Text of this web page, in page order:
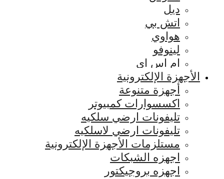
ديل
اتش بي
هواوي
لينوفو
ام اس اي
الأجهزة الإلكترونية
أجهزة متنوعة
اكسسوارات كمبيوتر
تليفونات ارضي سلكيه
تليفونات ارضي لاسلكيه
مستلزمات الأجهزة الإلكترونية
اجهزه الشبكات
اجهزه بروجيكتور